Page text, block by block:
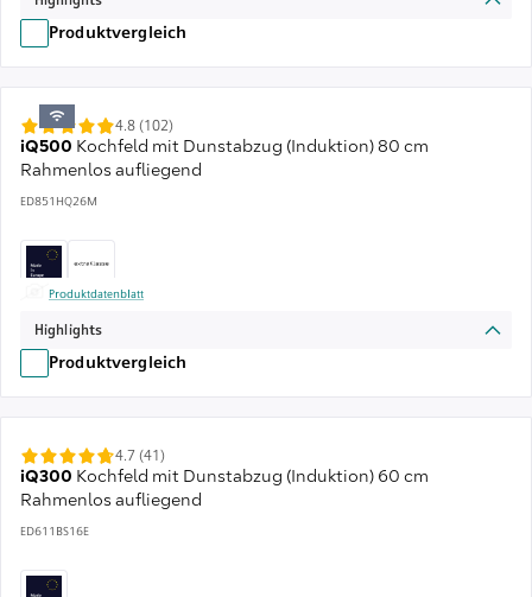
Produktvergleich
iQ500 Kochfeld mit Dunstabzug (Induktion) 80 cm
Rahmenlos aufliegend
ED851HQ26M
4.8 (102)
Produktdatenblatt
Highlights
Produktvergleich
iQ300 Kochfeld mit Dunstabzug (Induktion) 60 cm
Rahmenlos aufliegend
ED611BS16E
4.7 (41)